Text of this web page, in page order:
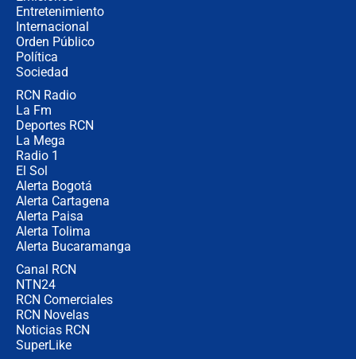
Entretenimiento
Internacional
Orden Público
Política
Sociedad
RCN Radio
La Fm
Deportes RCN
La Mega
Radio 1
El Sol
Alerta Bogotá
Alerta Cartagena
Alerta Paisa
Alerta Tolima
Alerta Bucaramanga
Canal RCN
NTN24
RCN Comerciales
RCN Novelas
Noticias RCN
SuperLike